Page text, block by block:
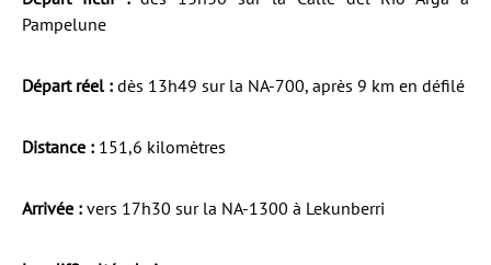
Pampelune
Départ réel : dès 13h49 sur la NA-700, après 9 km en défilé
Distance : 151,6 kilomètres
Arrivée : vers 17h30 sur la NA-1300 à Lekunberri